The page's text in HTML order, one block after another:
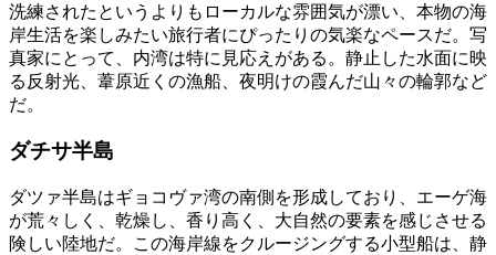
洗練されたというよりもローカルな雰囲気が漂い、本物の海
岸生活を楽しみたい旅行者にぴったりの気楽なペースだ。写
真家にとって、内湾は特に見応えがある。静止した水面に映
る反射光、葦原近くの漁船、夜明けの霞んだ山々の輪郭など
だ。
ダチサ半島
ダツァ半島はギョコヴァ湾の南側を形成しており、エーゲ海
が荒々しく、乾燥し、香り高く、大自然の要素を感じさせる
険しい陸地だ。この海岸線をクルージングする小型船は、静